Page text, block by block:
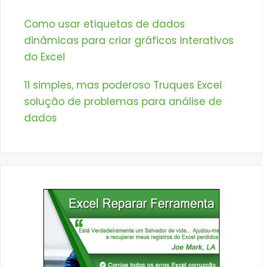
Como usar etiquetas de dados
dinâmicas para criar gráficos interativos
do Excel
11 simples, mas poderoso Truques Excel
solução de problemas para análise de
dados